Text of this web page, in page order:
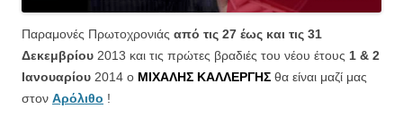
Παραμονές Πρωτοχρονιάς από τις 27 έως και τις 31
Δεκεμβρίου 2013 και τις πρώτες βραδιές του νέου έτους 1 & 2
Ιανουαρίου 2014 ο ΜΙΧΑΛΗΣ ΚΑΛΛΕΡΓΗΣ θα είναι μαζί μας
στον Αρόλιθο !